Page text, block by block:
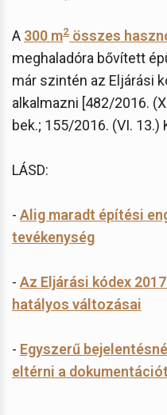
A 300 m2 összes
meghaladóra bővített
már szintén az Eljárási
alkalmazni [482/2016.
bek.; 155/2016. (VI. 13.)
LÁSD:
- Alig maradt építési
tevékenység
- Az Eljárási kódex
hatályos változásai
- Egyszerű
eltérni a